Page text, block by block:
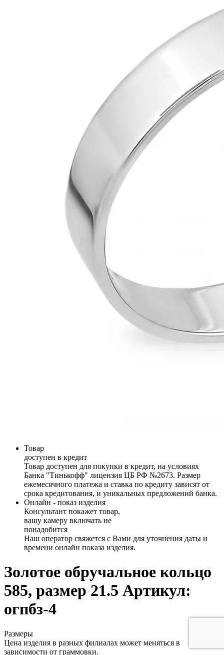
Товар
доступен в кредит
Товар доступен для покупки в кредит, на условиях
Банка "Тинькофф" лицензия ЦБ РФ №2673. Размер
ежемесячного платежа и ставка по кредиту зависят от
срока кредитования, и уникальных предложений банка.
Онлайн - показ изделия
Консультант покажет товар,
вашу камеру включать не
понадобится
Наш оператор свяжется с Вами для уточнения даты и
времени онлайн показа изделия.
Золотое обручальное кольцо
585, размер 21.5 Артикул:
огпбз-4
Размеры
Цена изделия в разных филиалах может меняться в
зависимости от граммовки.